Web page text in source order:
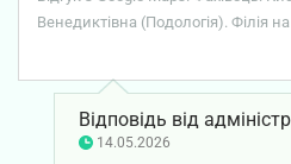
Венедиктівна (Подологія). Філія на
Відповідь від
14.05.2026